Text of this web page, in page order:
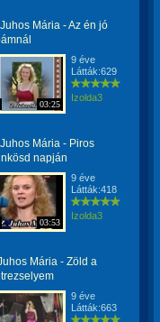
Mária - Az én jó
03:25
9 éve
Látták:629
Izolda3
Mária - Piros
napján
03:53
9 éve
Látták:418
Izolda3
Mária - Zöld a
9 éve
Látták:663